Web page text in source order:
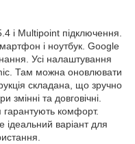
і Multipoint підключення.
і ноутбук. Google
Усі налаштування
Там можна оновлювати
складана, що зручно
та довговічні.
гарантують комфорт.
ідеальний варіант для